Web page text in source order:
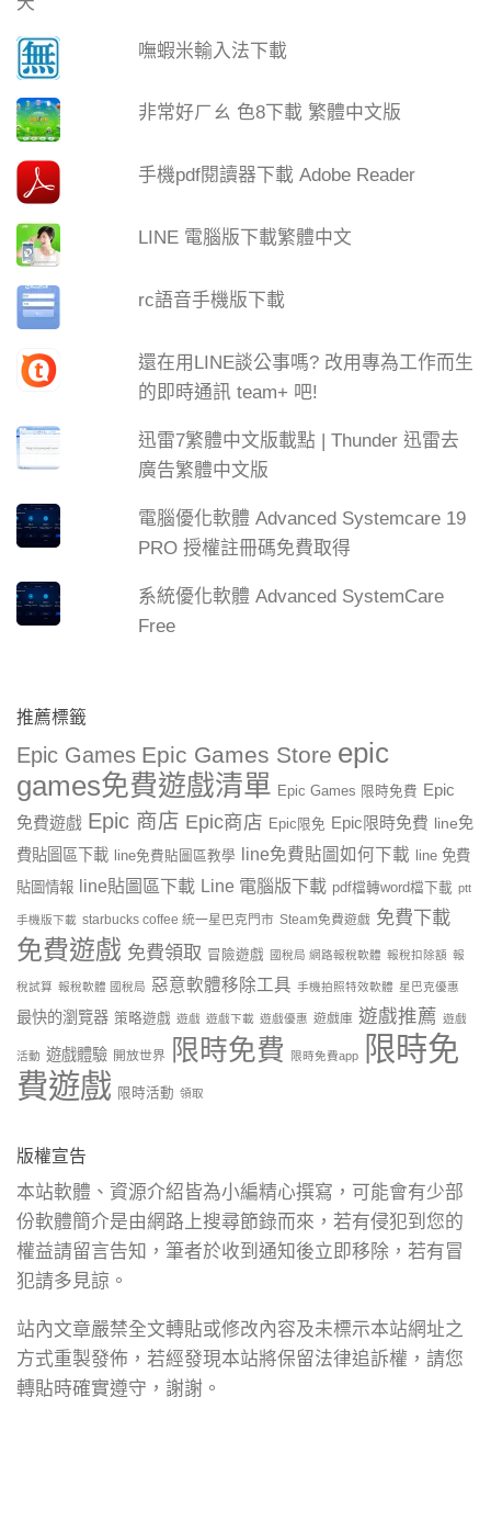
嘸蝦米輸入法下載
非常好ㄏㄠ 色8下載 繁體中文版
手機pdf閱讀器下載 Adobe Reader
LINE 電腦版下載繁體中文
rc語音手機版下載
還在用LINE談公事嗎? 改用專為工作而生
的即時通訊 team+ 吧!
迅雷7繁體中文版載點 | Thunder 迅雷去
廣告繁體中文版
電腦優化軟體 Advanced Systemcare 19
PRO 授權註冊碼免費取得
系統優化軟體 Advanced SystemCare
Free
推薦標籤
Epic Games Epic Games Store epic
games免費遊戲清單 Epic Games 限時免費 Epic
免費遊戲 Epic 商店 Epic商店 Epic限免 Epic限時免費 line免
費貼圖區下載
line免費貼圖區教學 line免費貼圖如何下載
line 免費
貼圖情報
line貼圖區下載 Line 電腦版下載 pdf檔轉word檔下載 ptt
手機版下載 starbucks coffee 統一星巴克門市 Steam免費遊戲 免費下載
免費遊戲 免費領取 冒險遊戲 國稅局 網路報稅軟體 報稅扣除額 報
稅試算 報稅軟體 國稅局 惡意軟體移除工具 手機拍照特效軟體 星巴克優惠
最快的瀏覽器 策略遊戲 遊戲 遊戲下載 遊戲優惠 遊戲庫 遊戲推薦 遊戲
活動 遊戲體驗 開放世界 限時免費 限時免費app
限時免
費遊戲 限時活動 領取
版權宣告
本站軟體、資源介紹皆為小編精心撰寫，可能會有少部
份軟體簡介是由網路上搜尋節錄而來，若有侵犯到您的
權益請留言告知，筆者於收到通知後立即移除，若有冒
犯請多見諒。
站內文章嚴禁全文轉貼或修改內容及未標示本站網址之
方式重製發佈，若經發現本站將保留法律追訴權，請您
轉貼時確實遵守，謝謝。